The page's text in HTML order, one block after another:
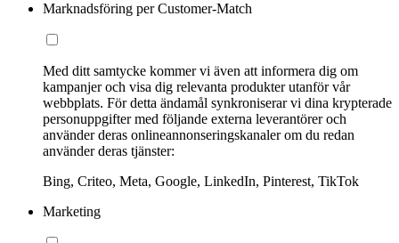
Marknadsföring per Customer-Match
Med ditt samtycke kommer vi även att informera dig om
kampanjer och visa dig relevanta produkter utanför vår
webbplats. För detta ändamål synkroniserar vi dina krypterade
personuppgifter med följande externa leverantörer och
använder deras onlineannonseringskanaler om du redan
använder deras tjänster:
Bing, Criteo, Meta, Google, LinkedIn, Pinterest, TikTok
Marketing